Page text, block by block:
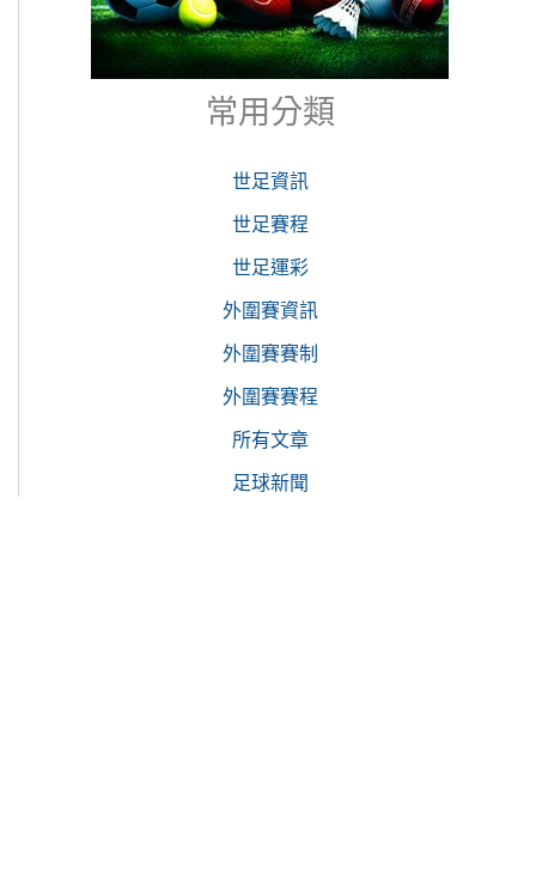
常用分類
世足資訊
世足賽程
世足運彩
外圍賽資訊
外圍賽賽制
外圍賽賽程
所有文章
足球新聞